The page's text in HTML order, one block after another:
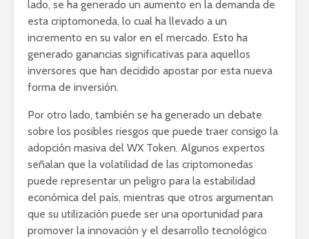
lado, se ha generado un aumento en la demanda de
esta criptomoneda, lo cual ha llevado a un
incremento en su valor en el mercado. Esto ha
generado ganancias significativas para aquellos
inversores que han decidido apostar por esta nueva
forma de inversión.
Por otro lado, también se ha generado un debate
sobre los posibles riesgos que puede traer consigo la
adopción masiva del WX Token. Algunos expertos
señalan que la volatilidad de las criptomonedas
puede representar un peligro para la estabilidad
económica del país, mientras que otros argumentan
que su utilización puede ser una oportunidad para
promover la innovación y el desarrollo tecnológico